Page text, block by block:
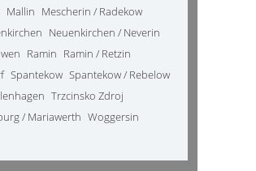
Mallin Mescherin / Radekow
Neuenkirchen / Neverin
Ramin Ramin / Retzin
Spantekow Spantekow / Rebelow
Trzcinsko Zdroj
/ Mariawerth Woggersin